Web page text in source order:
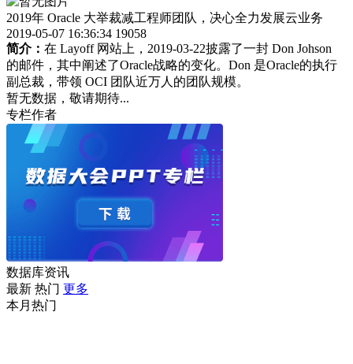
2019年 Oracle 大举裁减工程师团队，决心全力发展云业务
2019-05-07 16:36:34 19058
简介： 在 Layoff 网站上，2019-03-22披露了一封 Don Johson
的邮件，其中阐述了Oracle战略的变化。Don 是Oracle的执行
副总裁，带领 OCI 团队近万人的团队规模。
暂无数据，敬请期待...
专栏作者
数据库资讯
最新 热门 更多
本月热门